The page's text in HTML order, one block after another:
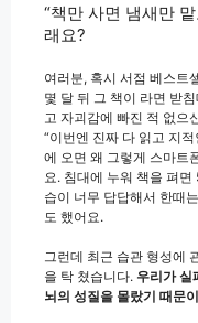
“책만 사면 냄새만
래요?
여러분, 혹시 서점 베스트
몇 달 뒤 그 책이 라면 받
고 자괴감에 빠진 적 없으
“이번엔 진짜 다 읽고 지
에 오면 왜 그렇게 스마트
요. 침대에 누워 책을 펴
습이 너무 답답해서 한때
도 했어요.
그런데 최근 습관 형성에
을 탁 쳤습니다. 우리가 실
뇌의 성질을 몰랐기 때문